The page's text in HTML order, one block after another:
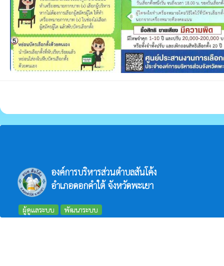
องค์การบริหารส่วนตำบลสันโค้ง
อำเภอดอกคำใต้ จังหวัดพะเยา
ผู้ดูแลระบบ พัฒนาระบบ